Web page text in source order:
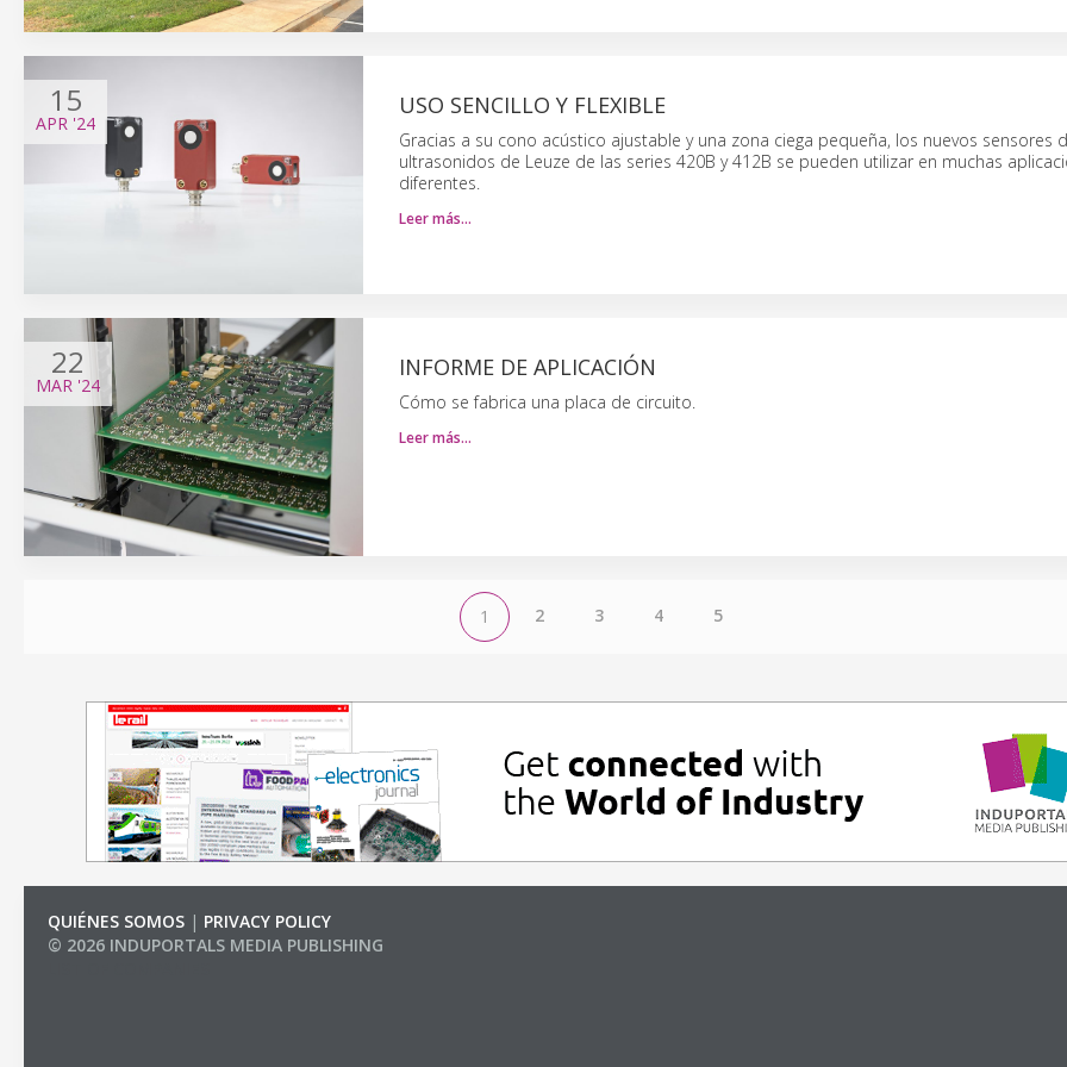
15
APR '24
USO SENCILLO Y FLEXIBLE
Gracias a su cono acústico ajustable y una zona ciega pequeña, los nuevos sensores
ultrasonidos de Leuze de las series 420B y 412B se pueden utilizar en muchas
diferentes.
Leer más…
22
MAR '24
INFORME DE APLICACIÓN
Cómo se fabrica una placa de circuito.
Leer más…
1 2 3 4 5
QUIÉNES SOMOS | PRIVACY POLICY
© 2026 INDUPORTALS MEDIA PUBLISHING